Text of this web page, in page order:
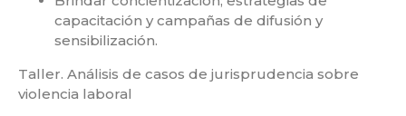
capacitación y campañas de difusión y
sensibilización.
Taller. Análisis de casos de jurisprudencia sobre
violencia laboral